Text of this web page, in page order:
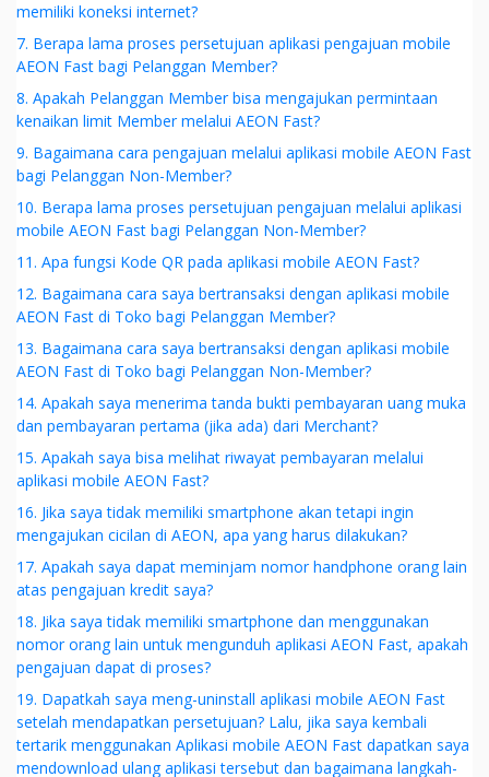
memiliki koneksi internet?
7. Berapa lama proses persetujuan aplikasi pengajuan mobile
AEON Fast bagi Pelanggan Member?
8. Apakah Pelanggan Member bisa mengajukan permintaan
kenaikan limit Member melalui AEON Fast?
9. Bagaimana cara pengajuan melalui aplikasi mobile AEON Fast
bagi Pelanggan Non-Member?
10. Berapa lama proses persetujuan pengajuan melalui aplikasi
mobile AEON Fast bagi Pelanggan Non-Member?
11. Apa fungsi Kode QR pada aplikasi mobile AEON Fast?
12. Bagaimana cara saya bertransaksi dengan aplikasi mobile
AEON Fast di Toko bagi Pelanggan Member?
13. Bagaimana cara saya bertransaksi dengan aplikasi mobile
AEON Fast di Toko bagi Pelanggan Non-Member?
14. Apakah saya menerima tanda bukti pembayaran uang muka
dan pembayaran pertama (jika ada) dari Merchant?
15. Apakah saya bisa melihat riwayat pembayaran melalui
aplikasi mobile AEON Fast?
16. Jika saya tidak memiliki smartphone akan tetapi ingin
mengajukan cicilan di AEON, apa yang harus dilakukan?
17. Apakah saya dapat meminjam nomor handphone orang lain
atas pengajuan kredit saya?
18. Jika saya tidak memiliki smartphone dan menggunakan
nomor orang lain untuk mengunduh aplikasi AEON Fast, apakah
pengajuan dapat di proses?
19. Dapatkah saya meng-uninstall aplikasi mobile AEON Fast
setelah mendapatkan persetujuan? Lalu, jika saya kembali
tertarik menggunakan Aplikasi mobile AEON Fast dapatkan saya
mendownload ulang aplikasi tersebut dan bagaimana langkah-